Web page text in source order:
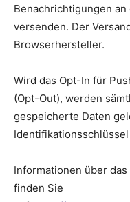
Benachrichtigungen
versenden. Der
Browserhersteller.
Wird das Opt-In für
(Opt-Out), werden
gespeicherte Daten
Informationen über
finden Sie